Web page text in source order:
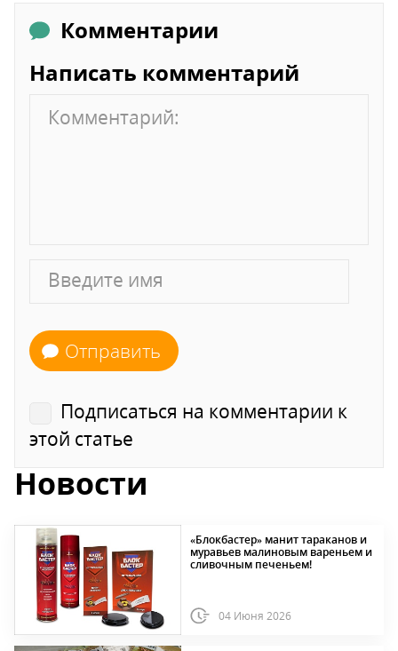
Комментарии
Написать комментарий
Отправить
Подписаться на комментарии к
этой статье
Новости
«Блокбастер» манит тараканов и
муравьев малиновым вареньем и
сливочным печеньем!
04 Июня 2026